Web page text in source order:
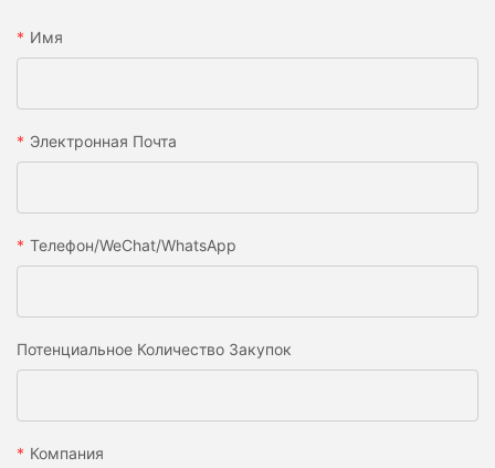
Имя
Электронная Почта
Телефон/WeChat/WhatsApp
Потенциальное Количество Закупок
Компания